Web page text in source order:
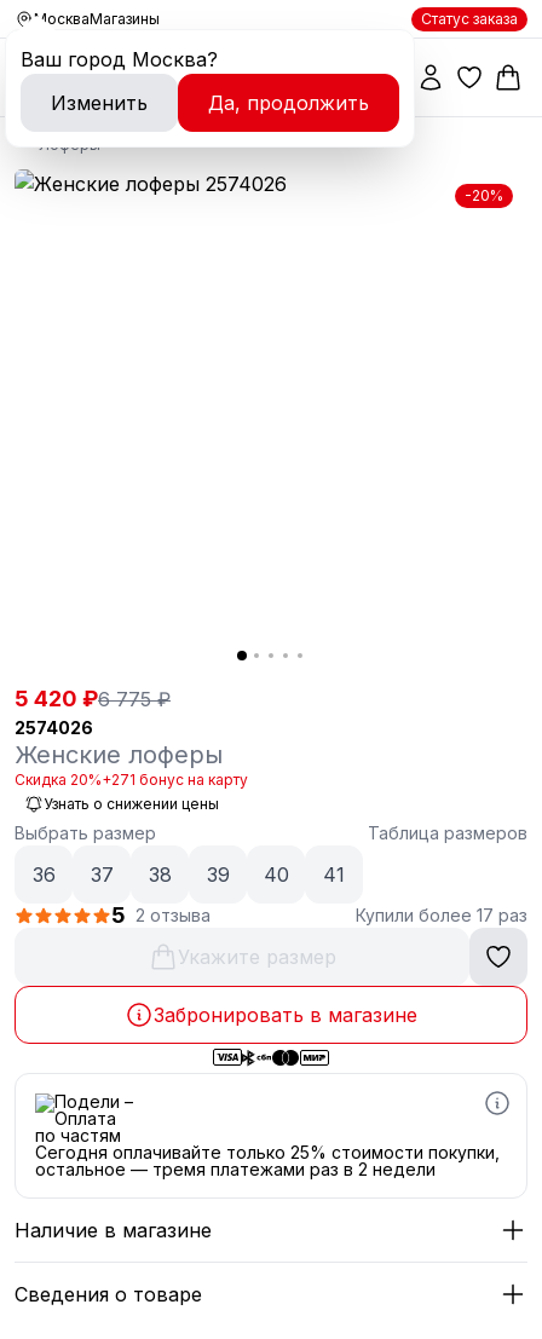
Москва
Ваш город Москва?
Изменить
Да, продолжить
Магазины Статус заказа
Лоферы
-20%
5 420 ₽6 775 ₽
2574026
Женские лоферы
Скидка 20%+271 бонус на карту
Узнать о снижении цены
Выбрать размер Таблица размеров
36 37 38 39 40 41
5 2 отзыва Купили более 17 раз
Укажите размер
Забронировать в магазине
Сегодня оплачивайте только 25% стоимости покупки,
остальное — тремя платежами раз в 2 недели
Наличие в магазине
Сведения о товаре